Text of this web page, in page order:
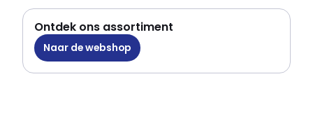
Ontdek ons assortiment
Naar de webshop